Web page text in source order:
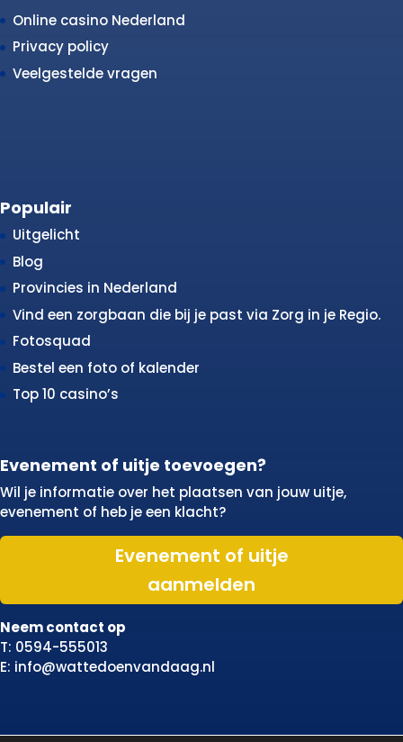
Online casino Nederland
Privacy policy
Veelgestelde vragen
Populair
Uitgelicht
Blog
Provincies in Nederland
Vind een zorgbaan die bij je past via Zorg in je Regio.
Fotosquad
Bestel een foto of kalender
Top 10 casino’s
Evenement of uitje toevoegen?
Wil je informatie over het plaatsen van jouw uitje,
evenement of heb je een klacht?
Evenement of uitje
aanmelden
Neem contact op
T: 0594-555013
E: info@wattedoenvandaag.nl